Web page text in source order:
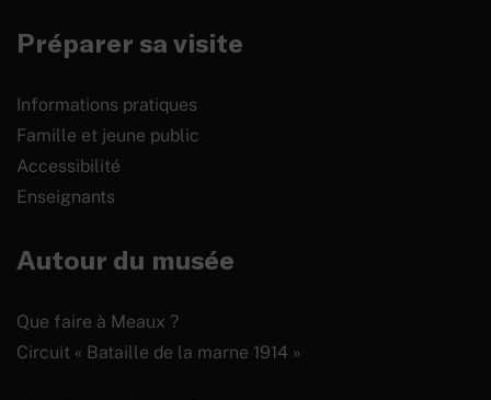
Préparer sa visite
Informations pratiques
Famille et jeune public
Accessibilité
Enseignants
Autour du musée
Que faire à Meaux ?
Circuit « Bataille de la marne 1914 »